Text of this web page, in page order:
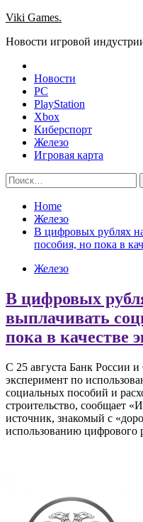
Skip
content
Viki Games.
Новости игровой
Новости
PC
PlayStation
Xbox
Киберспорт
Железо
Игровая карта
Найти:
Home
Железо
В цифровых рублях
пособия, но пока в
Железо
В цифровых
выплачивать
пока в качестве
С 25 августа Банк России и
эксперимент по
социальных пособий и
строительство, сообщает
источник, знакомый с
использованию цифрового